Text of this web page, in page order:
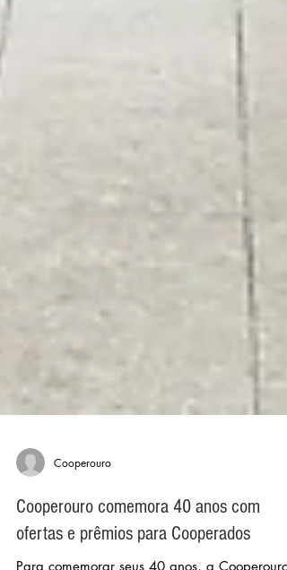
Cooperouro
Cooperouro comemora 40 anos com